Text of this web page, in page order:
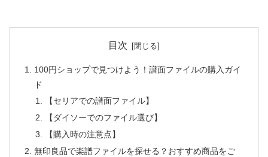
目次
100円ショップで見つけよう！譜面ファイルの購入ガイ
ド
【セリアでの譜面ファイル】
【ダイソーでのファイル選び】
【購入時の注意点】
無印良品で楽譜ファイルを探せる？おすすめ商品をご